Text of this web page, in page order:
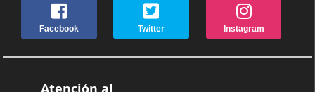
Facebook Twitter Instagram
Atención al